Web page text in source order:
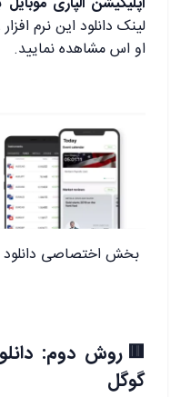
لینک دانلود این نرم
او اس مشاهده نمایید.
بخش اختصاصی دانلود
🟥روش دوم:
گوگل